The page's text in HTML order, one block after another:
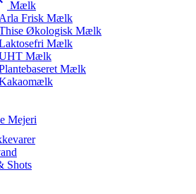
Mælk
Frisk Mælk
Økologisk Mælk
Mælk
Mælk
Mælk
Mejeri
Shots